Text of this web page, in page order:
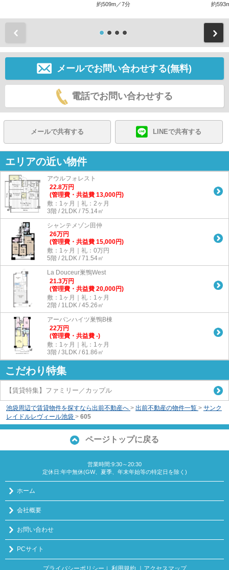
約509m／7分 約
メールでお問い合わせする(無料)
電話でお問い合わせする
メールで共有する LINEで共有する
エリアの近い物件
アウルフォレスト
22.8万円
(管理費・共益費 13,000円)
敷：1ヶ月｜礼：2ヶ月
3階 / 2LDK / 75.14㎡
シャンテメゾン田仲
26万円
(管理費・共益費 15,000円)
敷：1ヶ月｜礼：0万円
5階 / 2LDK / 71.54㎡
La Douceur巣鴨West
21.3万円
(管理費・共益費 20,000円)
敷：1ヶ月｜礼：1ヶ月
2階 / 1LDK / 45.26㎡
アーバンハイツ巣鴨B棟
22万円
(管理費・共益費 -)
敷：1ヶ月｜礼：1ヶ月
3階 / 3LDK / 61.86㎡
こだわり特集
【賃貸特集】ファミリー／カップル
池袋周辺で賃貸物件を探すなら出前不動産へ > 出前不動産の物件一覧 > サンク
レイドルレヴィール池袋 > 605
ページトップに戻る
営業時間:9:30～20:30
定休日:年中無休(GW、夏季、年末年始等の特定日を除く)
ホーム
会社概要
お問い合わせ
PCサイト
プライバシーポリシー ｜ 利用規約 ｜アクセスマップ